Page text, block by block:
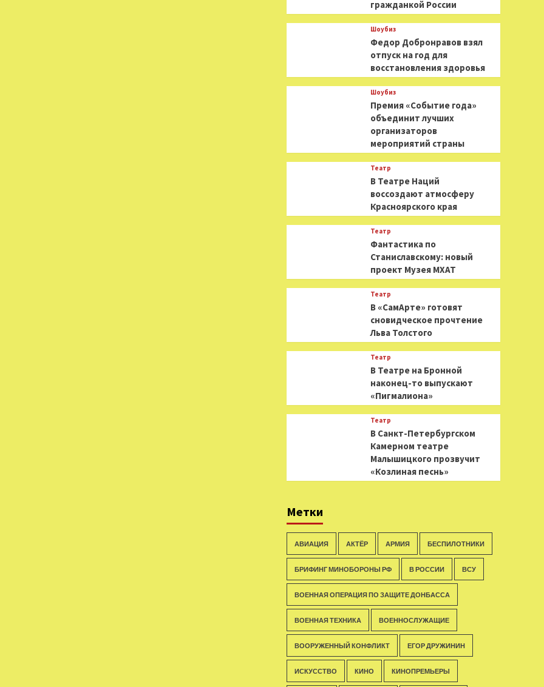
гражданкой России
Шоубиз
Федор Добронравов взял
отпуск на год для
восстановления здоровья
Шоубиз
Премия «Событие года»
объединит лучших
организаторов
мероприятий страны
Театр
В Театре Наций
воссоздают атмосферу
Красноярского края
Театр
Фантастика по
Станиславскому: новый
проект Музея МХАТ
Театр
В «СамАрте» готовят
сновидческое прочтение
Льва Толстого
Театр
В Театре на Бронной
наконец-то выпускают
«Пигмалиона»
Театр
В Санкт-Петербургском
Камерном театре
Малышицкого прозвучит
«Козлиная песнь»
Метки
АВИАЦИЯ АКТЁР АРМИЯ БЕСПИЛОТНИКИ
БРИФИНГ МИНОБОРОНЫ РФ В РОССИИ ВСУ
ВОЕННАЯ ОПЕРАЦИЯ ПО ЗАЩИТЕ ДОНБАССА
ВОЕННАЯ ТЕХНИКА ВОЕННОСЛУЖАЩИЕ
ВООРУЖЕННЫЙ КОНФЛИКТ ЕГОР ДРУЖИНИН
ИСКУССТВО КИНО КИНОПРЕМЬЕРЫ